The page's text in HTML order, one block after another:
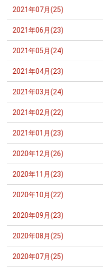
2021年07月(25)
2021年06月(23)
2021年05月(24)
2021年04月(23)
2021年03月(24)
2021年02月(22)
2021年01月(23)
2020年12月(26)
2020年11月(23)
2020年10月(22)
2020年09月(23)
2020年08月(25)
2020年07月(25)